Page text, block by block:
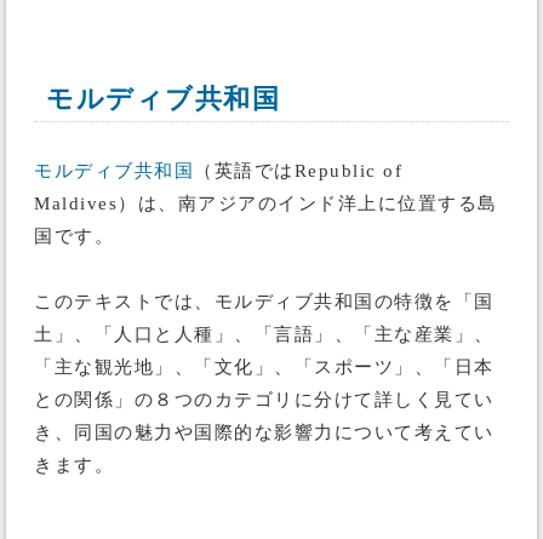
モルディブ共和国
モルディブ共和国
（英語ではRepublic of
Maldives）は、南アジアのインド洋上に位置する島
国です。
このテキストでは、モルディブ共和国の特徴を「国
土」、「人口と人種」、「言語」、「主な産業」、
「主な観光地」、「文化」、「スポーツ」、「日本
との関係」の８つのカテゴリに分けて詳しく見てい
き、同国の魅力や国際的な影響力について考えてい
きます。